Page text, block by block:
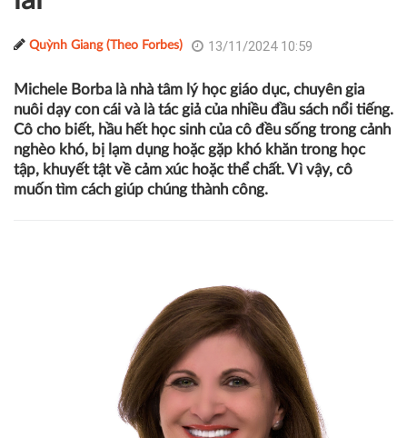
Quỳnh Giang (Theo Forbes) 13/11/2024 10:59
Michele Borba là nhà tâm lý học giáo dục, chuyên gia
nuôi dạy con cái và là tác giả của nhiều đầu sách nổi tiếng.
Cô cho biết, hầu hết học sinh của cô đều sống trong cảnh
nghèo khó, bị lạm dụng hoặc gặp khó khăn trong học
tập, khuyết tật về cảm xúc hoặc thể chất. Vì vậy, cô
muốn tìm cách giúp chúng thành công.